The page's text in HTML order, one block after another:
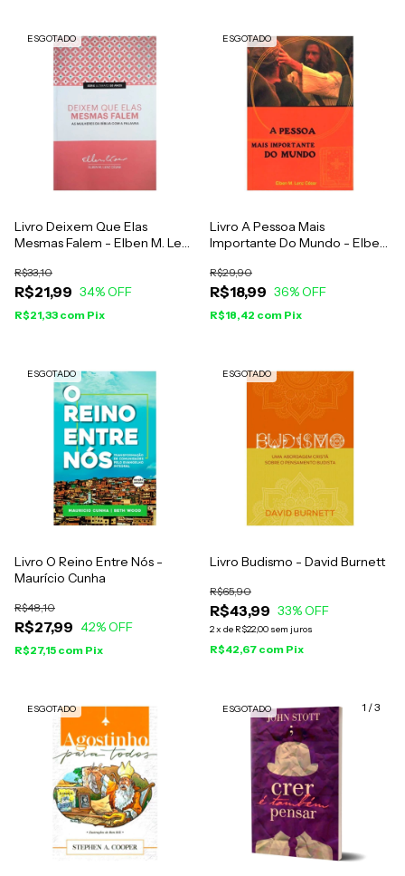
ESGOTADO
Livro Deixem Que Elas
Mesmas Falem - Elben M. Lenz
R$21,99
R$33,10
34% OFF
R$21,33 com Pix
ESGOTADO
Livro A Pessoa Mais
Importante Do Mundo - Elben
R$18,99
R$29,90
36% OFF
R$18,42 com Pix
ESGOTADO
Livro O Reino Entre Nós -
Maurício Cunha
R$27,99
R$48,10
42% OFF
R$27,15 com Pix
ESGOTADO
Livro Budismo - David Burnett
R$43,99
R$65,90
33% OFF
2x de R$22,00 sem juros
R$42,67 com Pix
ESGOTADO 1 /3
ESGOTADO